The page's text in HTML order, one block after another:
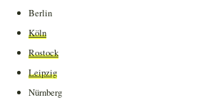
Berlin
Köln
Rostock
Leipzig
Nürnberg